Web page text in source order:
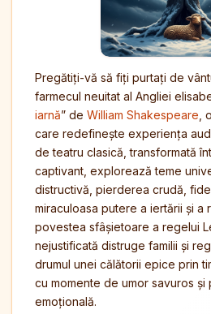
Pregătiți-vă să fiți purtați de
farmecul neuitat al Angliei
iarnă” de William Shakespeare ,
care redefinește experiența
de teatru clasică, transformată
captivant, explorează teme
distructivă, pierderea crudă,
miraculoasa putere a iertării și a
povestea sfâșietoare a regelui
nejustificată distruge familii și
drumul unei călătorii epice prin
cu momente de umor savuros și
emoțională.